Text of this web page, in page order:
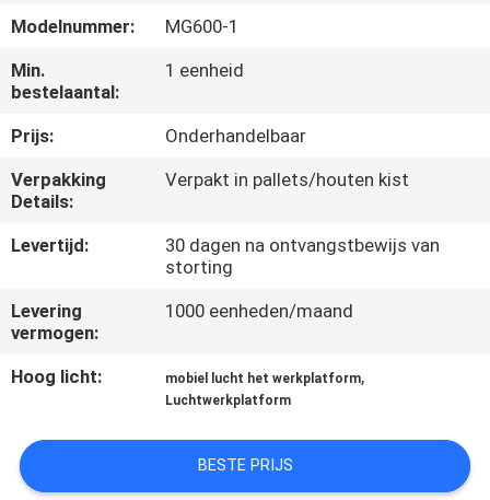
NEEM
CONTACT
MET
ONS
NIEUWS
EEN
OFFERTE
Modelnummer:
MG600-1
Min.
bestelaantal:
1 eenheid
Prijs:
Onderhandelbaar
Verpakking
Details:
Verpakt in pallets/houten kist
Levertijd:
30 dagen na ontvangstbewijs van
storting
Levering
vermogen:
1000 eenheden/maand
Hoog licht: mobiel lucht het werkplatform,
Luchtwerkplatform
BESTE PRIJS